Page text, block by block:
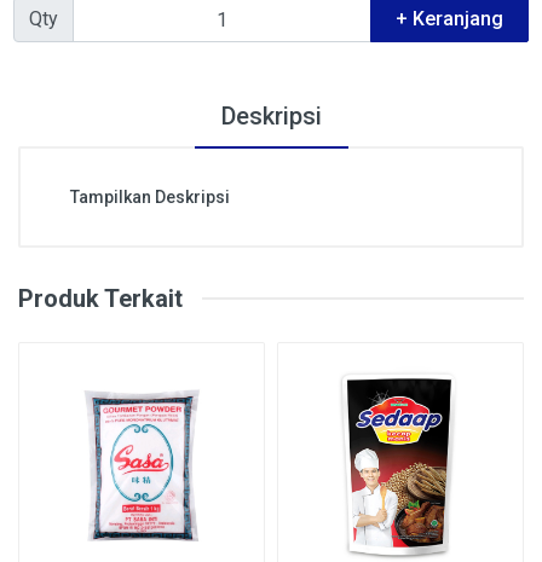
Qty + Keranjang
Deskripsi
Tampilkan Deskripsi
Produk Terkait